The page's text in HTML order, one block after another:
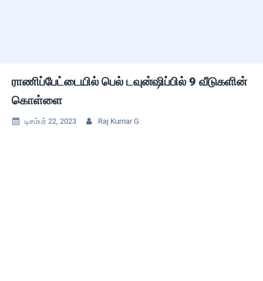
ராணிப்பேட்டையில் பெல் டவுன்ஷிப்பில் 9 வீடுகளின்
கொள்ளை
 டிசம்பர் 22, 2023  Raj Kumar G